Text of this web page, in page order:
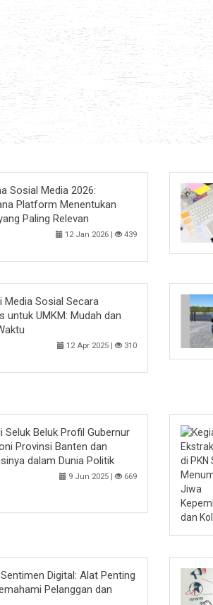
Sosial Media 2026:
Platform Menentukan
Paling Relevan
12 Jan 2026 | 439
Media Sosial Secara
untuk UMKM: Mudah dan
12 Apr 2025 | 310
Seluk Beluk Profil Gubernur
Provinsi Banten dan
dalam Dunia Politik
9 Jun 2025 | 669
Digital: Alat Penting
Pelanggan dan